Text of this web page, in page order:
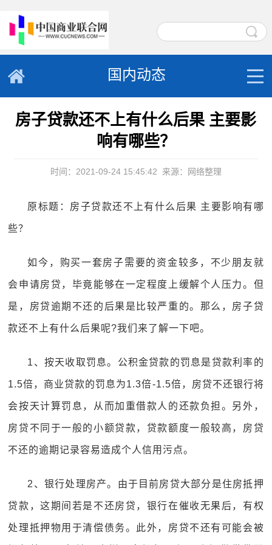
国内动态
房子贷款还不上有什么后果 主要影
响有哪些？
时间：2021-09-24 15:45:42 来源：网络整理
原标题：房子贷款还不上有什么后果 主要影响有哪
些？
如今，购买一套房子需要的资金较多，不少朋友就
会申请房贷，毕竟能够在一定程度上缓解个人压力。但
是，房贷逾期不还的后果是比较严重的。那么，房子贷
款还不上有什么后果呢?我们来了解一下吧。
1、按天收取罚息。公积金贷款的罚息是贷款利率的
1.5倍，商业贷款的罚息为1.3倍-1.5倍，房贷不还银行将
会按天计算罚息，从而加重借款人的还款负担。另外，
房贷不同于一般的小额贷款，贷款额度一般较高，房贷
不还的逾期记录容易造成个人信用污点。
2、银行处理房产。由于目前房贷大部分是住房抵押
贷款，这期间若是不还房贷，银行在催收无果后，有权
处理抵押物用于清偿债务。此外，房贷不还有可能会被